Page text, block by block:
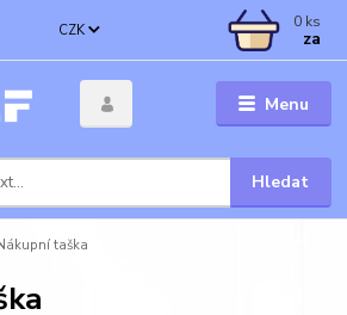
Menu
CZK
Hledat
0 ks
za
taška